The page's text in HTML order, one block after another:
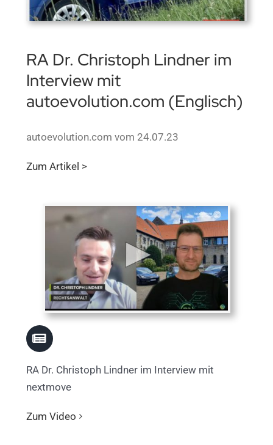
RA Dr. Christoph Lindner im
Interview mit
autoevolution.com (Englisch)
autoevolution.com vom 24.07.23
Zum Artikel >
RA Dr. Christoph Lindner im Interview mit
nextmove
Zum Video